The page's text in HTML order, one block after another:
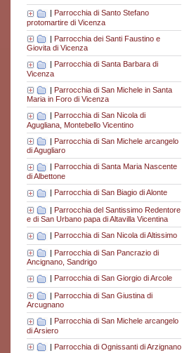
| Parrocchia di Santo Stefano
protomartire di Vicenza
| Parrocchia dei Santi Faustino e
Giovita di Vicenza
Parrocchia di Santa Barbara di
Vicenza
| Parrocchia di San Michele in Santa
Maria in Foro di Vicenza
Parrocchia di San Nicola di
Agugliana, Montebello Vicentino
| Parrocchia di San Michele arcangelo
di Agugliaro
Parrocchia di Santa Maria Nascente
di Albettone
| Parrocchia di San Biagio di Alonte
| Parrocchia del Santissimo Redentore
e di San Urbano papa di Altavilla Vicentina
| Parrocchia di San Nicola di Altissimo
| Parrocchia di San Pancrazio di
Ancignano, Sandrigo
| Parrocchia di San Giorgio di Arcole
| Parrocchia di San Giustina di
Arcugnano
Parrocchia di San Michele arcangelo
di Arsiero
| Parrocchia di Ognissanti di Arzignano